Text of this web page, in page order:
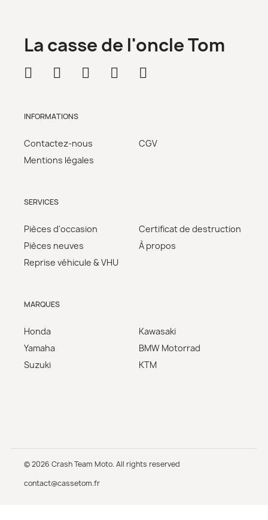
La casse de l'oncle Tom
INFORMATIONS
Contactez-nous
Mentions légales
CGV
SERVICES
Pièces d'occasion
Pièces neuves
Reprise véhicule & VHU
Certificat de destruction
À propos
MARQUES
Honda
Yamaha
Suzuki
Kawasaki
BMW Motorrad
KTM
© 2026 Crash Team Moto. All rights reserved
contact@cassetom.fr